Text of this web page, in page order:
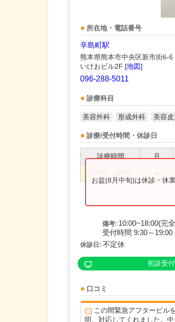
所在地・電話番号
辛島町駅
熊本県熊本市中央区新市街6-6
いけおビル2F [地図]
096-288-5011
診療科目
美容外科 形成外科 美容
診療/受付時間・休診日
診療時間 月
お盆(8月中旬)は休診・休
備考: 10:00~18:00(完
受付時間 9:30～19:00
休診日: 不定休
初診受付
口コミ
この間緊急アフターピル
明、対応してくれました。中